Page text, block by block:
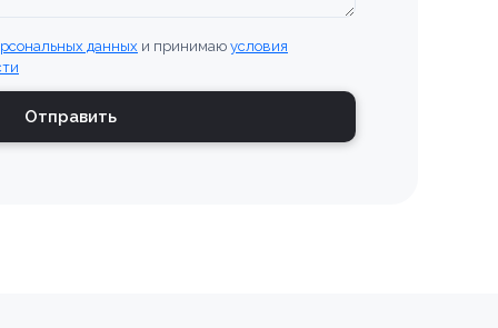
данных и принимаю условия
Отправить